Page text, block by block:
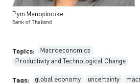
Pym Manopimoke
Bank of Thailand
Topics:
Macroeconomics
Productivity and Technological Change
Tags: global economy uncertainty